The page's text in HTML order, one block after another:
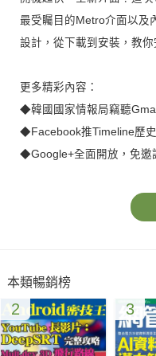
最受矚目的Metro介面以及
設計，從下載到安裝，教你
更多精彩內容：
◆韓國國家情報局竊聽
◆Facebook推Timeline歷
◆Google+全面開放，免邀
本類暢銷榜
2 3